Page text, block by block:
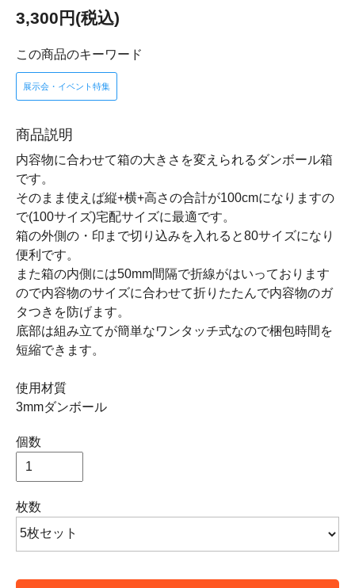
3,300円(税込)
この商品のキーワード
展示会・イベント特集
商品説明
内容物に合わせて箱の大きさを変えられるダンボール箱
です。
そのまま使えば縦+横+高さの合計が100cmになりますの
で(100サイズ)宅配サイズに最適です。
箱の外側の・印まで切り込みを入れると80サイズになり
便利です。
また箱の内側には50mm間隔で折線がはいっております
ので内容物のサイズに合わせて折りたたんで内容物のガ
タつきを防げます。
底部は組み立てが簡単なワンタッチ式なので梱包時間を
短縮できます。
使用材質
3mmダンボール
個数
枚数